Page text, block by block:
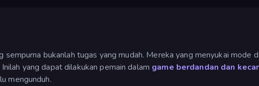
sempurna bukanlah tugas yang mudah. Mereka yang menyukai
yang dapat dilakukan pemain dalam game berdandan dan
mengunduh.